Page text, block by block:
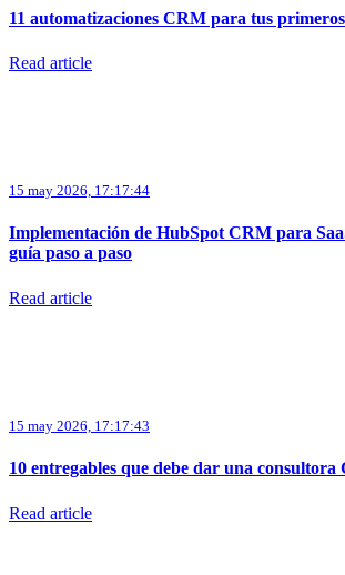
11 automatizaciones CRM para tus
Read article
15 may 2026, 17:17:44
Implementación de HubSpot CRM para
guía paso a paso
Read article
15 may 2026, 17:17:43
10 entregables que debe dar una consultora
Read article